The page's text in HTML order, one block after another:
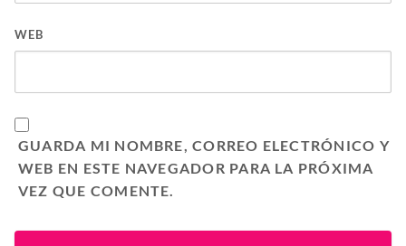
WEB
GUARDA MI NOMBRE, CORREO ELECTRÓNICO Y
WEB EN ESTE NAVEGADOR PARA LA PRÓXIMA
VEZ QUE COMENTE.